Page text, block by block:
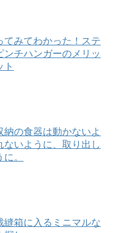
てみてわかった！ステ
ンチハンガーのメリッ
ト
納の食器は動かないよ
ないように、取り出し
。
縫箱に入るミニマルな